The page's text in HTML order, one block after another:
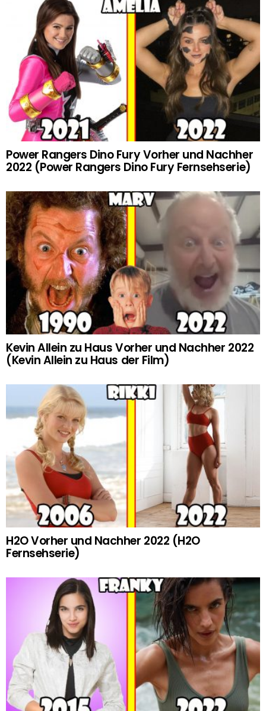
Power Rangers Dino Fury Vorher und Nachher
2022 (Power Rangers Dino Fury Fernsehserie)
Kevin Allein zu Haus Vorher und Nachher 2022
(Kevin Allein zu Haus der Film)
H2O Vorher und Nachher 2022 (H2O
Fernsehserie)